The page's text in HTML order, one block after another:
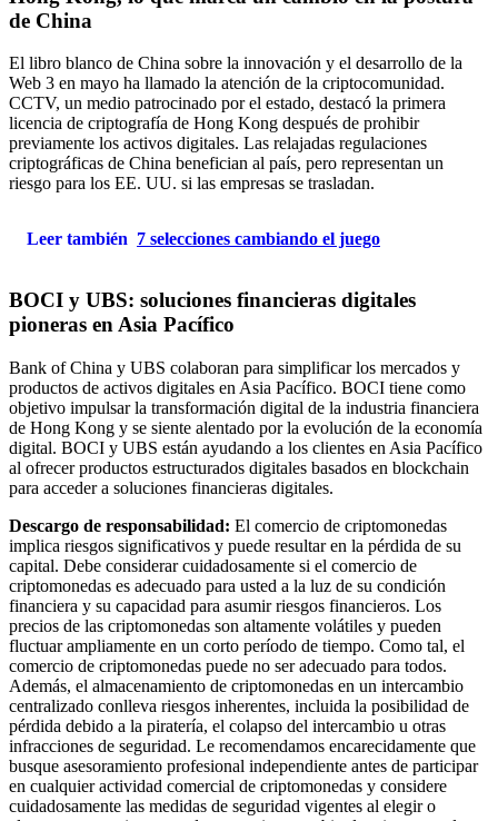
de China
El libro blanco de China sobre la innovación y el desarrollo de la
Web 3 en mayo ha llamado la atención de la criptocomunidad.
CCTV, un medio patrocinado por el estado, destacó la primera
licencia de criptografía de Hong Kong después de prohibir
previamente los activos digitales. Las relajadas regulaciones
criptográficas de China benefician al país, pero representan un
riesgo para los EE. UU. si las empresas se trasladan.
Leer también 7 selecciones cambiando el juego
BOCI y UBS: soluciones financieras digitales
pioneras en Asia Pacífico
Bank of China y UBS colaboran para simplificar los mercados y
productos de activos digitales en Asia Pacífico. BOCI tiene como
objetivo impulsar la transformación digital de la industria financiera
de Hong Kong y se siente alentado por la evolución de la economía
digital. BOCI y UBS están ayudando a los clientes en Asia Pacífico
al ofrecer productos estructurados digitales basados ​​en blockchain
para acceder a soluciones financieras digitales.
Descargo de responsabilidad: El comercio de criptomonedas
implica riesgos significativos y puede resultar en la pérdida de su
capital. Debe considerar cuidadosamente si el comercio de
criptomonedas es adecuado para usted a la luz de su condición
financiera y su capacidad para asumir riesgos financieros. Los
precios de las criptomonedas son altamente volátiles y pueden
fluctuar ampliamente en un corto período de tiempo. Como tal, el
comercio de criptomonedas puede no ser adecuado para todos.
Además, el almacenamiento de criptomonedas en un intercambio
centralizado conlleva riesgos inherentes, incluida la posibilidad de
pérdida debido a la piratería, el colapso del intercambio u otras
infracciones de seguridad. Le recomendamos encarecidamente que
busque asesoramiento profesional independiente antes de participar
en cualquier actividad comercial de criptomonedas y considere
cuidadosamente las medidas de seguridad vigentes al elegir o